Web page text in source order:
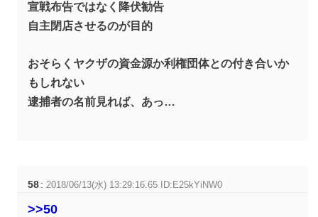
宣戦布告ではなく降伏勧告
自主閉店させるのが目的
おそらくヤクザの資金源か利権団体との付き合いか
もしれない
逮捕者の名前見れば、あっ…
58 : 2018/06/13(水) 13:29:16.65 ID:E25kYiNW0
>>50